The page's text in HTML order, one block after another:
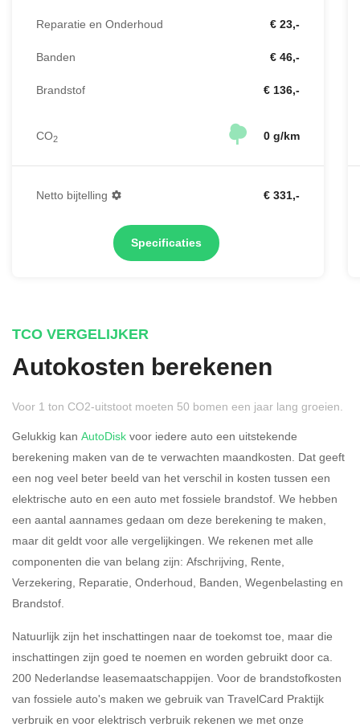
Reparatie en Onderhoud € 23,-
Banden € 46,-
Brandstof € 136,-
CO2 0 g/km
Netto bijtelling € 331,-
Specificaties
Rijdt u meer dan 500
kilometer privé?
Ja Nee
Belastingspercentage
37,07% (Belastbaar tot €
69.399,- )
Eigen bijdrage
TCO VERGELIJKER
Autokosten berekenen
Voor 1 ton CO2-uitstoot moeten 50 bomen een jaar lang groeien.
Gelukkig kan AutoDisk voor iedere auto een uitstekende
berekening maken van de te verwachten maandkosten. Dat geeft
een nog veel beter beeld van het verschil in kosten tussen een
elektrische auto en een auto met fossiele brandstof. We hebben
een aantal aannames gedaan om deze berekening te maken,
maar dit geldt voor alle vergelijkingen. We rekenen met alle
componenten die van belang zijn: Afschrijving, Rente,
Verzekering, Reparatie, Onderhoud, Banden, Wegenbelasting en
Brandstof.
Natuurlijk zijn het inschattingen naar de toekomst toe, maar die
inschattingen zijn goed te noemen en worden gebruikt door ca.
200 Nederlandse leasemaatschappijen. Voor de brandstofkosten
van fossiele auto's maken we gebruik van TravelCard Praktijk
verbruik en voor elektrisch verbruik rekenen we met onze